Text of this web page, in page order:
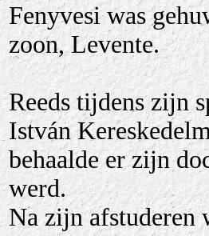
Fenyvesi was
zoon, Levente.
Reeds tijdens zijn
István
behaalde er zijn
werd.
Na zijn afstuderen